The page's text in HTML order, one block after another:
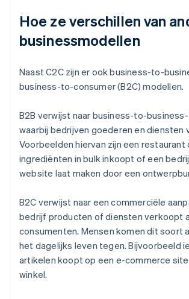
Hoe ze verschillen van
businessmodellen
Naast C2C zijn er ook business-to-
business-to-consumer (B2C) modellen.
B2B verwijst naar business-to-
waarbij bedrijven goederen en diensten
Voorbeelden hiervan zijn een restaurant
ingrediënten in bulk inkoopt of een
website laat maken door een
B2C verwijst naar een commerciële
bedrijf producten of diensten verkoopt
consumenten. Mensen komen dit soort
het dagelijks leven tegen. Bijvoorbeeld
artikelen koopt op een e-commerce
winkel.